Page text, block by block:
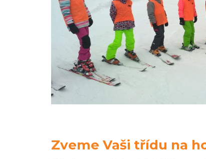
Zveme Vaši třídu na